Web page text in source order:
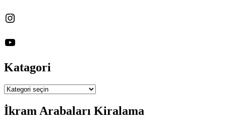
Instagram
YouTube
Katagori
Katagori
İkram Arabaları Kiralama